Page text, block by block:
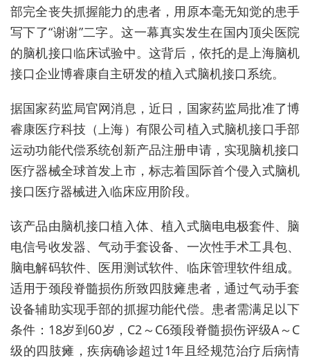
部完全丧失抓握能力的患者，用原本毫无知觉的患手
写下了“谢谢”二字。这一幕真实发生在国内顶尖医院
的脑机接口临床试验中。这背后，依托的是上海脑机
接口企业博睿康自主研发的植入式脑机接口系统。
据国家药监局官网消息，近日，国家药监局批准了博
睿康医疗科技（上海）有限公司植入式脑机接口手部
运动功能代偿系统创新产品注册申请，实现脑机接口
医疗器械全球首发上市，标志着国际首个侵入式脑机
接口医疗器械进入临床应用阶段。
该产品由脑机接口植入体、植入式脑电电极套件、脑
电信号收发器、气动手套设备、一次性手术工具包、
脑电解码软件、医用测试软件、临床管理软件组成。
适用于颈段脊髓损伤所致四肢瘫患者，通过气动手套
设备辅助实现手部的抓握功能代偿。患者需满足以下
条件：18岁到60岁，C2～C6颈段脊髓损伤评级A～C
级的四肢瘫，疾病确诊超过1年且经规范治疗后病情